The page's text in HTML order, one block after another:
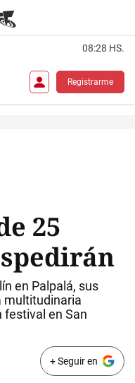
08:28 HS.
Registrarme
25
en Palpalá, sus
multitudinaria
festival en San
+ Seguir en